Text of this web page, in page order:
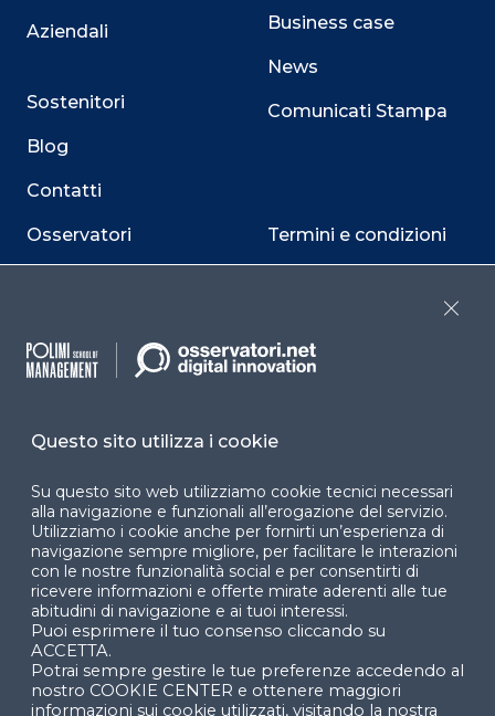
Aziendali
Sostenitori
Blog
Contatti
Osservatori
Programmi
Business case
News
Comunicati Stampa
Termini e condizioni
Sitemap
accessibilità
Cookie Center
Facebook LinkedIn
YouTube X
Questo sito utilizza i cookie
Su questo sito web utilizziamo cookie tecnici necessari
alla navigazione e funzionali all’erogazione del servizio.
Utilizziamo i cookie anche per fornirti un’esperienza di
navigazione sempre migliore, per facilitare le interazioni
con le nostre funzionalità social e per consentirti di
ricevere informazioni e offerte mirate aderenti alle tue
abitudini di navigazione e ai tuoi interessi.
Puoi esprimere il tuo consenso cliccando su
ACCETTA.
Potrai sempre gestire le tue preferenze accedendo al
nostro COOKIE CENTER e ottenere maggiori
informazioni sui cookie utilizzati, visitando la nostra